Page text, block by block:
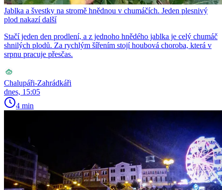
Jablka a švestky na stromě hnědnou v chumáčích. Jeden plesnivý
plod nakazí další
Stačí jeden den prodlení, a z jednoho hnědého jablka je celý chumáč
shnilých plodů. Za rychlým šířením stojí houbová choroba, která v
srpnu pracuje přesčas.
Chalupáři-Zahrádkáři
dnes, 15:05
4 min